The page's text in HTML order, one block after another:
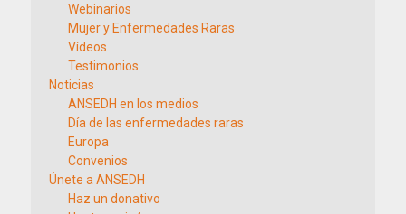
Webinarios
Mujer y Enfermedades Raras
Vídeos
Testimonios
Noticias
ANSEDH en los medios
Día de las enfermedades raras
Europa
Convenios
Únete a ANSEDH
Haz un donativo